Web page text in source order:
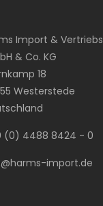
Import & Vertriebs
& Co. KG
18
Westerstede
(0) 4488 8424 - 0
import.de